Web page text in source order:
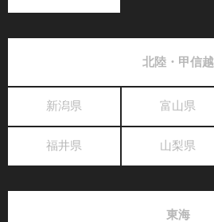
北陸・甲信越
新潟県 富山県
福井県 山梨県
東海